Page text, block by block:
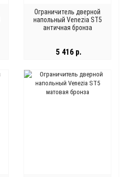
Ограничитель дверной
напольный Venezia ST5
античная бронза
5 416 р.